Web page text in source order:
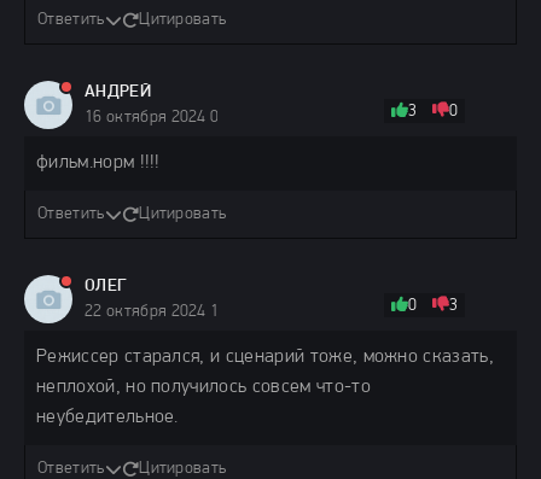
Ответить Цитировать
АНДРЕЙ
16 октября 2024 08:49
3 0
фильм.норм !!!!
Ответить Цитировать
ОЛЕГ
22 октября 2024 13:35
0 3
Режиссер старался, и сценарий тоже, можно сказать,
неплохой, но получилось совсем что-то
неубедительное.
Ответить Цитировать